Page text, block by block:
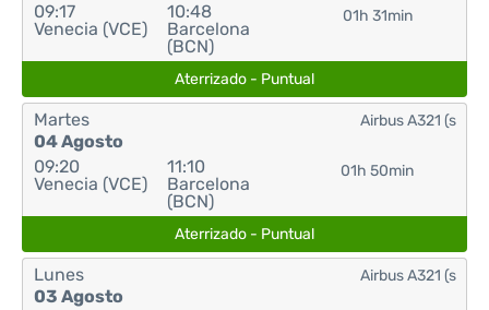
09:17
Venecia (VCE)
10:48
Barcelona
(BCN)
01h 31min
Aterrizado - Puntual
Martes
04 Agosto
09:20
Venecia (VCE)
11:10
Barcelona
(BCN)
01h 50min
Airbus A321 (s
Aterrizado - Puntual
Lunes
03 Agosto
Airbus A321 (s